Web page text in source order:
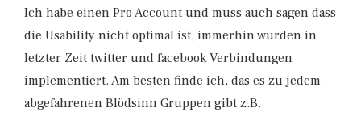
Ich habe einen Pro Account und muss auch sagen dass
die Usability nicht optimal ist, immerhin wurden in
letzter Zeit twitter und facebook Verbindungen
implementiert. Am besten finde ich, das es zu jedem
abgefahrenen Blödsinn Gruppen gibt z.B.